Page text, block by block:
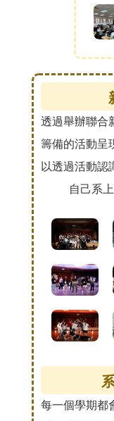
透過舉辦聯合
籌備的活動呈
以透過活動認
自己系
每一個學期都